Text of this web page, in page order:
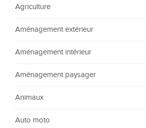
Agriculture
Aménagement extérieur
Aménagement intérieur
Aménagement paysager
Animaux
Auto moto